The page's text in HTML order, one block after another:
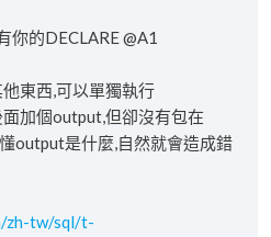
你的DECLARE @A1
東西,可以單獨執行
加個output,但卻沒有包在
output是什麼,自然就會造成錯
zh-tw/sql/t-